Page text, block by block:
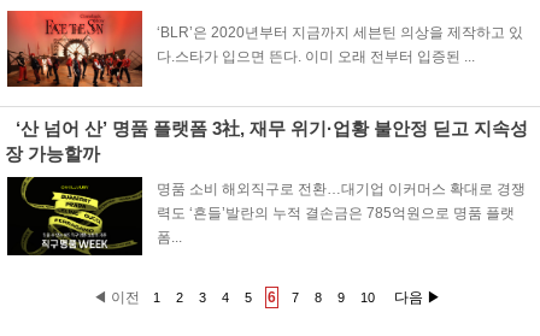
‘BLR’은 2020년부터 지금까지 세븐틴 의상을 제작하고 있
다.스타가 입으면 뜬다. 이미 오래 전부터 입증된 ...
‘산 넘어 산’ 명품 플랫폼 3社, 재무 위기·업황 불안정 딛고 지속성
장 가능할까
명품 소비 해외직구로 전환…대기업 이커머스 확대로 경쟁
력도 ‘흔들’발란의 누적 결손금은 785억원으로 명품 플랫
폼...
◀ 이전 1 2 3 4 5 6 7 8 9 10 다음 ▶